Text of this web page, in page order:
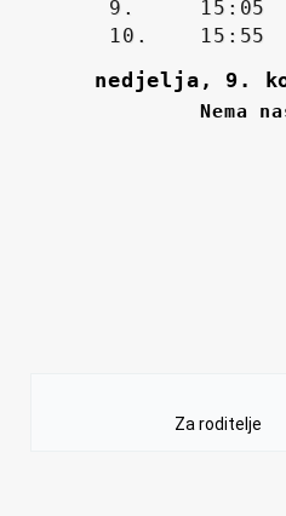
Za roditelje